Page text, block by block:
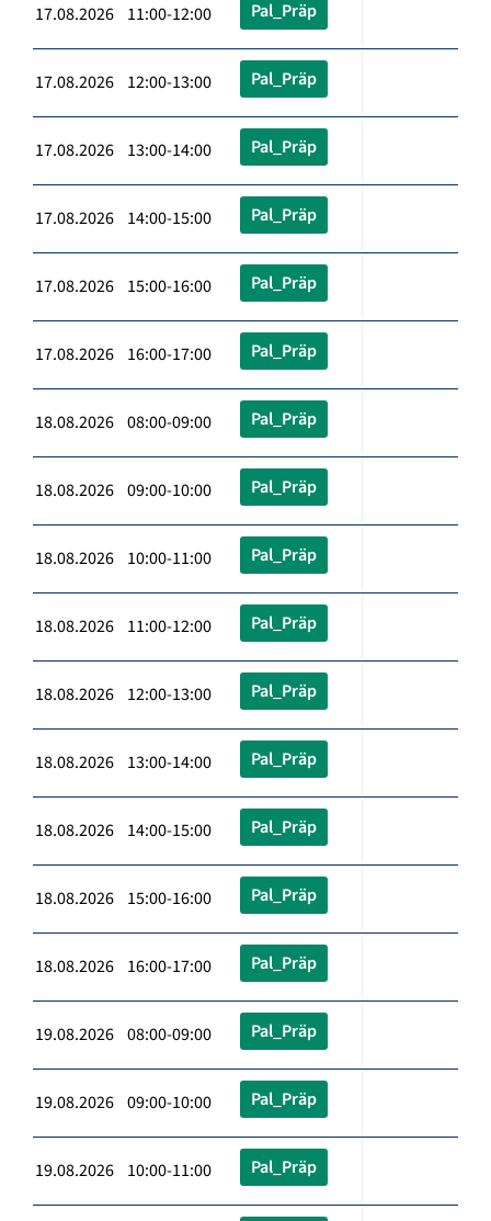
17.08.2026 11:00-12:00 Pal_Präp
17.08.2026 12:00-13:00 Pal_Präp
17.08.2026 13:00-14:00 Pal_Präp
17.08.2026 14:00-15:00 Pal_Präp
17.08.2026 15:00-16:00 Pal_Präp
17.08.2026 16:00-17:00 Pal_Präp
18.08.2026 08:00-09:00 Pal_Präp
18.08.2026 09:00-10:00 Pal_Präp
18.08.2026 10:00-11:00 Pal_Präp
18.08.2026 11:00-12:00 Pal_Präp
18.08.2026 12:00-13:00 Pal_Präp
18.08.2026 13:00-14:00 Pal_Präp
18.08.2026 14:00-15:00 Pal_Präp
18.08.2026 15:00-16:00 Pal_Präp
18.08.2026 16:00-17:00 Pal_Präp
19.08.2026 08:00-09:00 Pal_Präp
19.08.2026 09:00-10:00 Pal_Präp
19.08.2026 10:00-11:00 Pal_Präp